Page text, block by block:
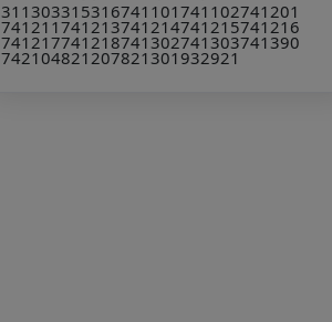
311303315316741101741102741201
741211741213741214741215741216
741217741218741302741303741390
742104821207821301 932921